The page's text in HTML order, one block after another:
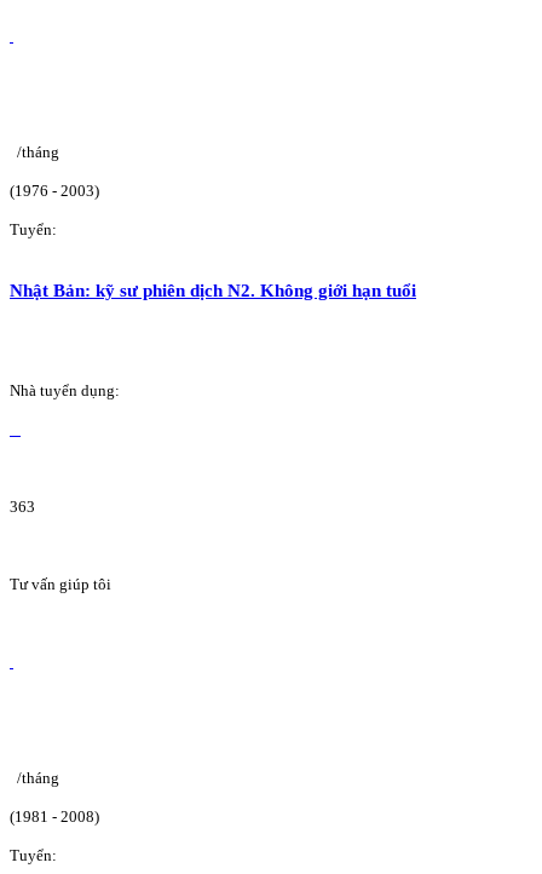
/tháng
(1976 - 2003)
Tuyển:
Nhật Bản: kỹ sư phiên dịch N2. Không giới hạn tuổi
Nhà tuyển dụng:
363
Tư vấn giúp tôi
/tháng
(1981 - 2008)
Tuyển: